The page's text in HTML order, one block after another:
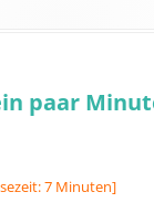
paar
7 Minuten]